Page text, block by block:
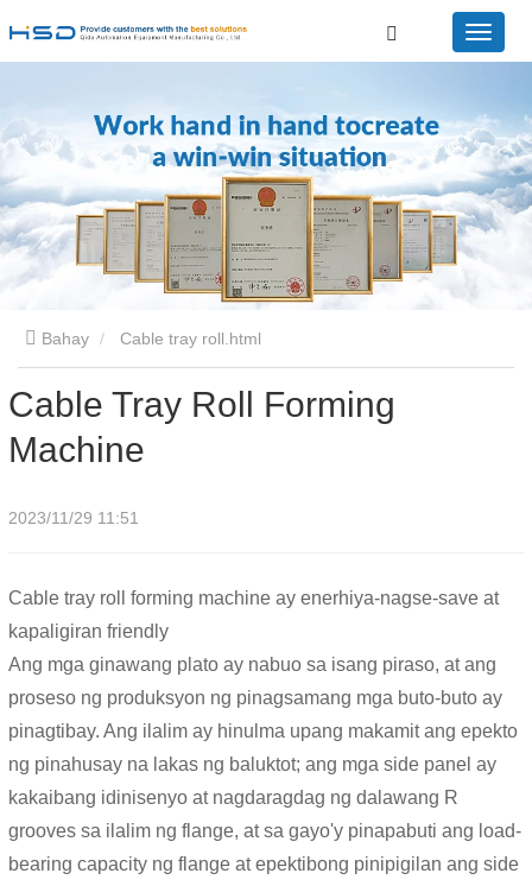
Bahay Cable tray roll.html
Cable Tray Roll Forming
Machine
2023/11/29 11:51
Cable tray roll forming machine ay enerhiya-nagse-save at
kapaligiran friendly
Ang mga ginawang plato ay nabuo sa isang piraso, at ang
proseso ng produksyon ng pinagsamang mga buto-buto ay
pinagtibay. Ang ilalim ay hinulma upang makamit ang epekto
ng pinahusay na lakas ng baluktot; ang mga side panel ay
kakaibang idinisenyo at nagdaragdag ng dalawang R
grooves sa ilalim ng flange, at sa gayo'y pinapabuti ang load-
bearing capacity ng flange at epektibong pinipigilan ang side